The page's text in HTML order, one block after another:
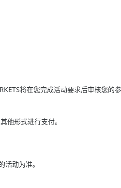
将在您完成活动要求后审核您的
他形式进行支付。
动为准。